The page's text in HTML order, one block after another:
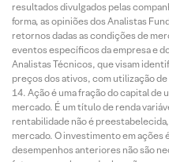
resultados divulgados pelas
forma, as opiniões dos Analistas
retornos dadas as condições de
eventos específicos da empresa e
Analistas Técnicos, que visam
preços dos ativos, com utilização
Ação é uma fração do capital de
mercado. É um título de renda
rentabilidade não é
mercado. O investimento em ações
desempenhos anteriores não são